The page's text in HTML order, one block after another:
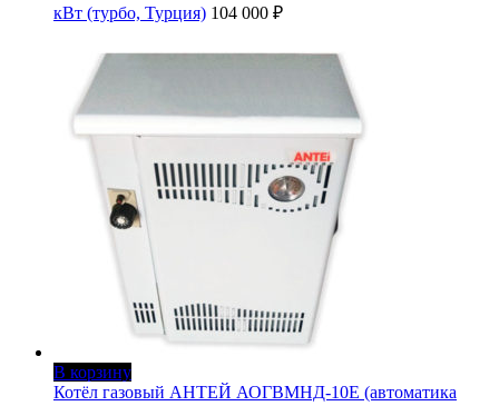
кВт (турбо, Турция) 104 000 ₽
В корзину
Котёл газовый АНТЕЙ АОГВМНД-10Е (автоматика